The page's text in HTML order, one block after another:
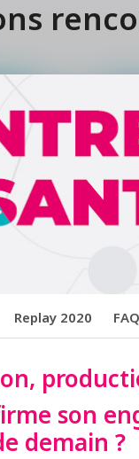
Replay 2020 FAQ
son
demain ?